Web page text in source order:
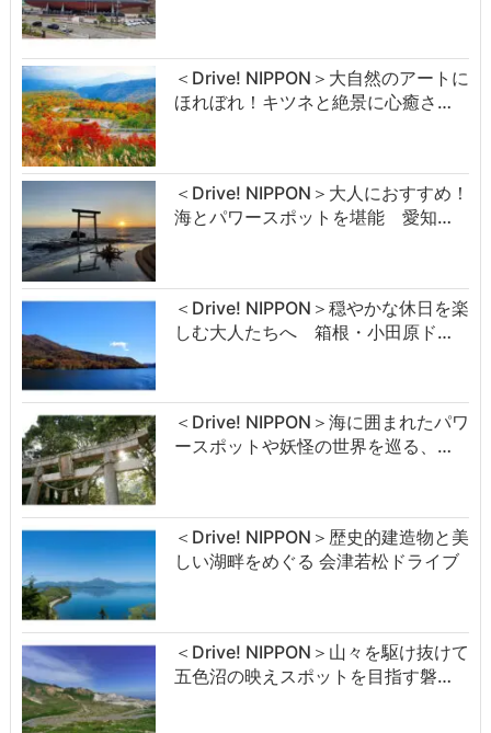
＜Drive! NIPPON＞大自然のアートに
ほれぼれ！キツネと絶景に心癒さ…
＜Drive! NIPPON＞大人におすすめ！
海とパワースポットを堪能 愛知…
＜Drive! NIPPON＞穏やかな休日を楽
しむ大人たちへ 箱根・小田原ド…
＜Drive! NIPPON＞海に囲まれたパワ
ースポットや妖怪の世界を巡る、…
＜Drive! NIPPON＞歴史的建造物と美
しい湖畔をめぐる 会津若松ドライブ
＜Drive! NIPPON＞山々を駆け抜けて
五色沼の映えスポットを目指す磐…